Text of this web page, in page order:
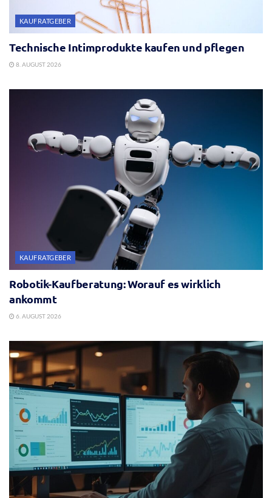
KAUFRATGEBER
Technische Intimprodukte kaufen und pflegen
8. AUGUST 2026
KAUFRATGEBER
Robotik-Kaufberatung: Worauf es wirklich
ankommt
6. AUGUST 2026